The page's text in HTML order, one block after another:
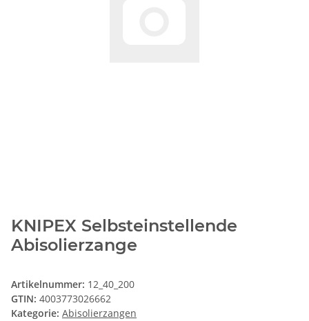
KNIPEX Selbsteinstellende
Abisolierzange
Artikelnummer: 12_40_200
GTIN: 4003773026662
Kategorie: Abisolierzangen